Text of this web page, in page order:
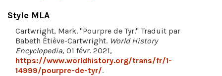
Style MLA
Cartwright, Mark. "Pourpre de Tyr." Traduit par
Babeth Étiève-Cartwright. World History
Encyclopedia, 01 févr. 2021,
https://www.worldhistory.org/trans/fr/1-
14999/pourpre-de-tyr/.